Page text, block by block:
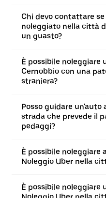
Chi devo contattare
noleggiato nella città
un guasto?
È possibile noleggiare
Cernobbio con una
straniera?
Posso guidare un'auto
strada che prevede il
pedaggi?
È possibile noleggiare
Noleggio Uber nella
È possibile noleggiare